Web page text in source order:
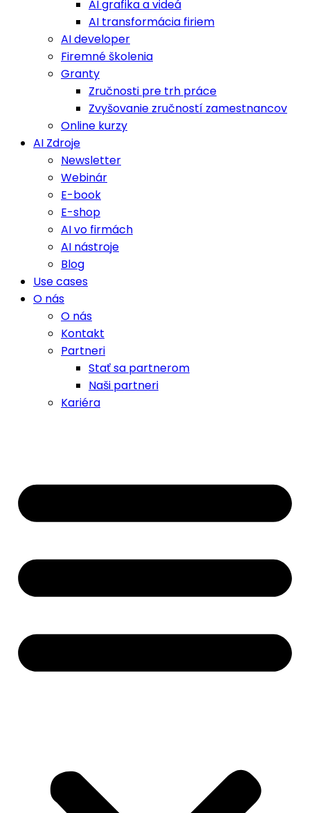
AI grafika a videá
AI transformácia firiem
AI developer
Firemné školenia
Granty
Zručnosti pre trh práce
Zvyšovanie zručností zamestnancov
Online kurzy
AI Zdroje
Newsletter
Webinár
E-book
E-shop
AI vo firmách
AI nástroje
Blog
Use cases
O nás
O nás
Kontakt
Partneri
Stať sa partnerom
Naši partneri
Kariéra